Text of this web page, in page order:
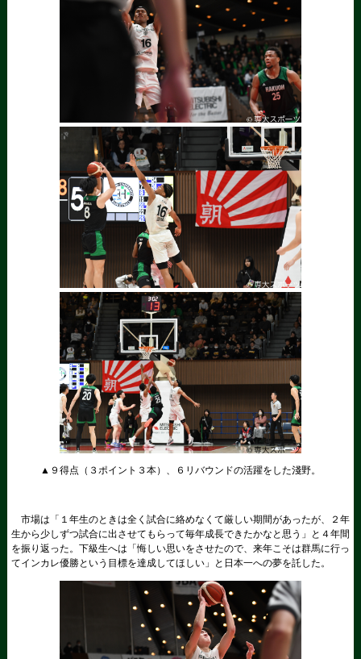
▲９得点（３ポイント３本）、６リバウンドの活躍をした淺野。
市場は「１年生のときは全く試合に絡めなくて厳しい期間があったが、２年
生から少しずつ試合に出させてもらって毎年成長できたかなと思う」と４年間
を振り返った。下級生へは「悔しい思いをさせたので、来年こそは群馬に行っ
てインカレ優勝という目標を達成してほしい」と日本一への夢を託した。